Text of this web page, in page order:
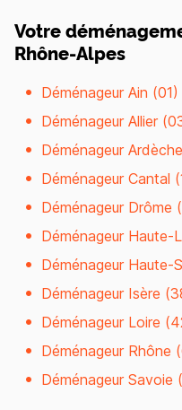
Votre
Rhône-Alpes
Déménageur Ain (01)
Déménageur Allier
Déménageur
Déménageur Cantal
Déménageur Drôme
Déménageur Haute-
Déménageur Haute-
Déménageur Isère
Déménageur Loire
Déménageur Rhône
Déménageur Savoie